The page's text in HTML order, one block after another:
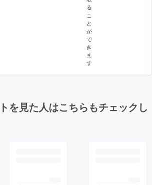
る
こ
と
が
で
き
ま
す
を見た人はこちらもチェックし